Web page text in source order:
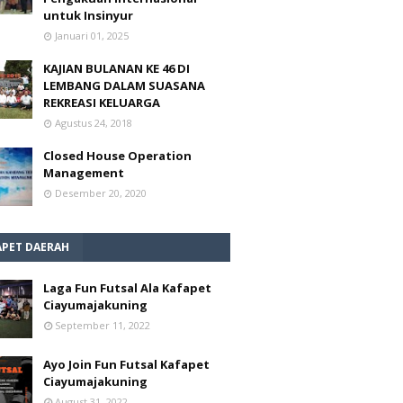
untuk Insinyur
Januari 01, 2025
KAJIAN BULANAN KE 46 DI
LEMBANG DALAM SUASANA
REKREASI KELUARGA
Agustus 24, 2018
Closed House Operation
Management
Desember 20, 2020
DAERAH
Laga Fun Futsal Ala Kafapet
Ciayumajakuning
September 11, 2022
Ayo Join Fun Futsal Kafapet
Ciayumajakuning